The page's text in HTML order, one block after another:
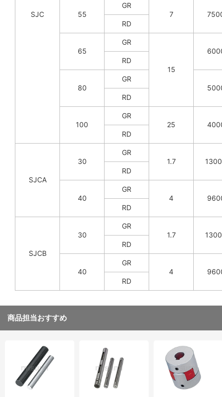
SJC 55
GR
7
RD
65
GR
15
RD
80
GR
RD
100
GR
25
RD
SJCA
30
GR
1.7
RD
40
GR
4
RD
SJCB
30
GR
1.7
RD
40
GR
4
RD
商品担当おすすめ